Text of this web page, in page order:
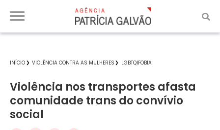
INÍCIO VIOLÊNCIA CONTRA AS MULHERES LGBTQIFOBIA
Violência nos transportes afasta
comunidade trans do convívio
social